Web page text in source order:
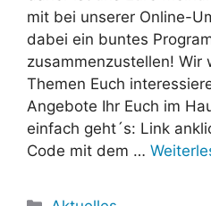
mit bei unserer Online-
dabei ein buntes
zusammenzustellen! Wir
Themen Euch
Angebote Ihr Euch im
einfach geht´s: Link
Code mit dem …
Kategorien